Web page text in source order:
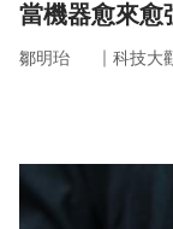
當機器愈來愈
鄒明珆 ｜ 科技大